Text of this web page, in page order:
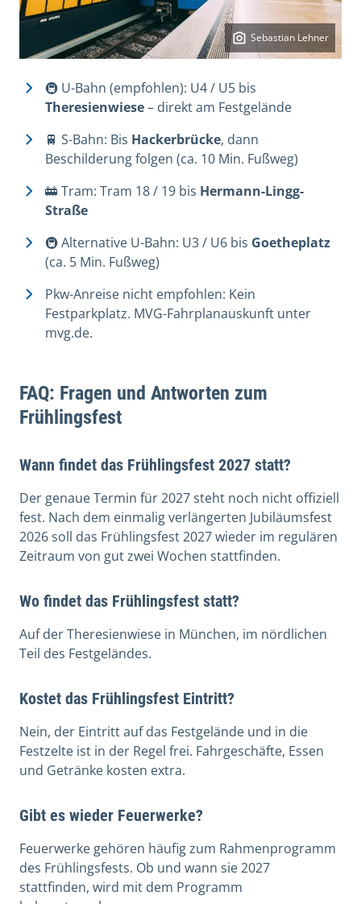
Sebastian Lehner
🚇 U-Bahn (empfohlen): U4 / U5 bis
Theresienwiese– direkt am Festgelände
🚆 S-Bahn: Bis Hackerbrücke, dann
Beschilderung folgen (ca. 10 Min. Fußweg)
🚋 Tram: Tram 18 / 19 bis Hermann-Lingg-
Straße
🚇 Alternative U-Bahn: U3 / U6 bis Goetheplatz
(ca. 5 Min. Fußweg)
Pkw-Anreise nicht empfohlen: Kein
Festparkplatz. MVG-Fahrplanauskunft unter
mvg.de.
FAQ: Fragen und Antworten zum
Frühlingsfest
Wann findet das Frühlingsfest 2027 statt?
Der genaue Termin für 2027 steht noch nicht offiziell
fest. Nach dem einmalig verlängerten Jubiläumsfest
2026 soll das Frühlingsfest 2027 wieder im regulären
Zeitraum von gut zwei Wochen stattfinden.
Wo findet das Frühlingsfest statt?
Auf der Theresienwiese in München, im nördlichen
Teil des Festgeländes.
Kostet das Frühlingsfest Eintritt?
Nein, der Eintritt auf das Festgelände und in die
Festzelte ist in der Regel frei. Fahrgeschäfte, Essen
und Getränke kosten extra.
Gibt es wieder Feuerwerke?
Feuerwerke gehören häufig zum Rahmenprogramm
des Frühlingsfests. Ob und wann sie 2027
stattfinden, wird mit dem Programm